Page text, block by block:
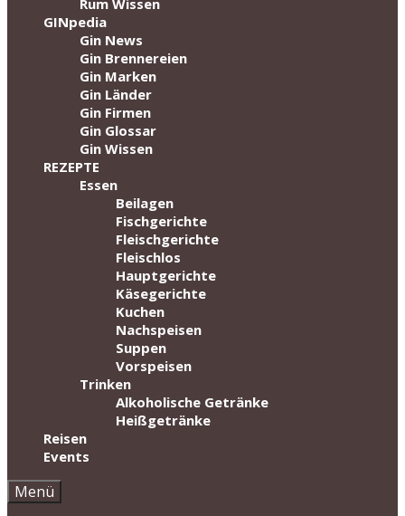
Rum Wissen
GINpedia
Gin News
Gin Brennereien
Gin Marken
Gin Länder
Gin Firmen
Gin Glossar
Gin Wissen
REZEPTE
Essen
Beilagen
Fischgerichte
Fleischgerichte
Fleischlos
Hauptgerichte
Käsegerichte
Kuchen
Nachspeisen
Suppen
Vorspeisen
Trinken
Alkoholische Getränke
Heißgetränke
Reisen
Events
Menü